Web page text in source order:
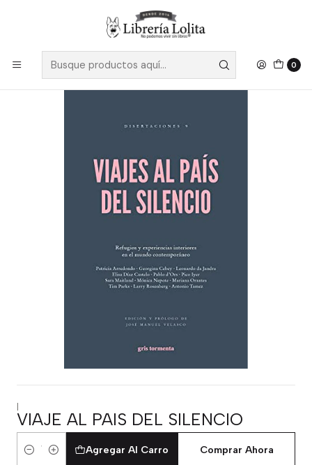
0
Despacho a todo Chile
|
VIAJE AL PAIS DEL SILENCIO
Cantidad
Agregar Al Carro Comprar Ahora